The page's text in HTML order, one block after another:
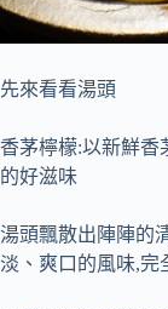
先來看看湯頭
香茅檸檬:以新鮮香
的好滋味
湯頭飄散出陣陣的
淡、爽口的風味,完